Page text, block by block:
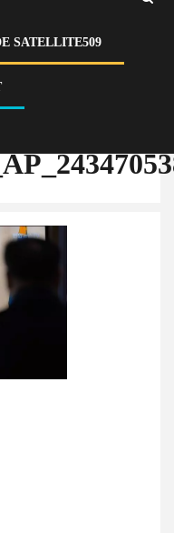
SATELLITE509
la police pour arrêter